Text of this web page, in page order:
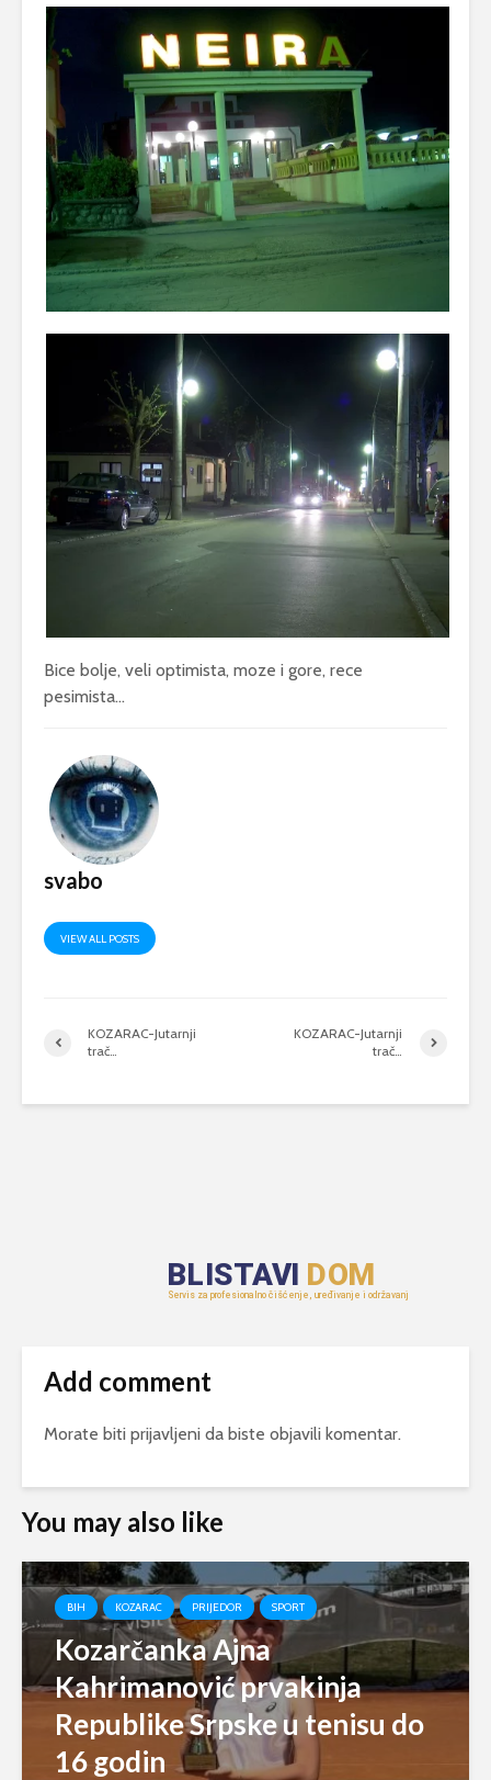
Bice bolje, veli optimista, moze i gore, rece
pesimista…
svabo
VIEW ALL POSTS
KOZARAC-Jutarnji
trač…
KOZARAC-Jutarnji
trač…
Add comment
Morate biti prijavljeni da biste objavili komentar.
You may also like
BIH KOZARAC PRIJEDOR SPORT
Kozarčanka Ajna
Kahrimanović prvakinja
Republike Srpske u tenisu do
16 godin